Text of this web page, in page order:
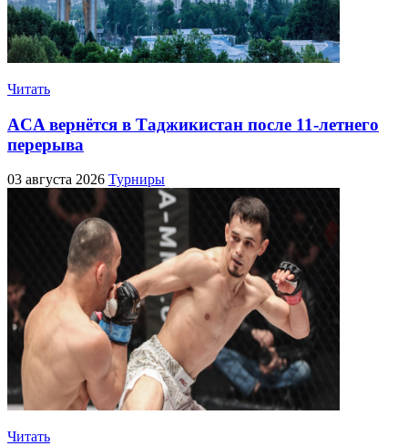
Читать
ACA вернётся в Таджикистан после 11-летнего
перерыва
03 августа 2026 Турниры
Читать